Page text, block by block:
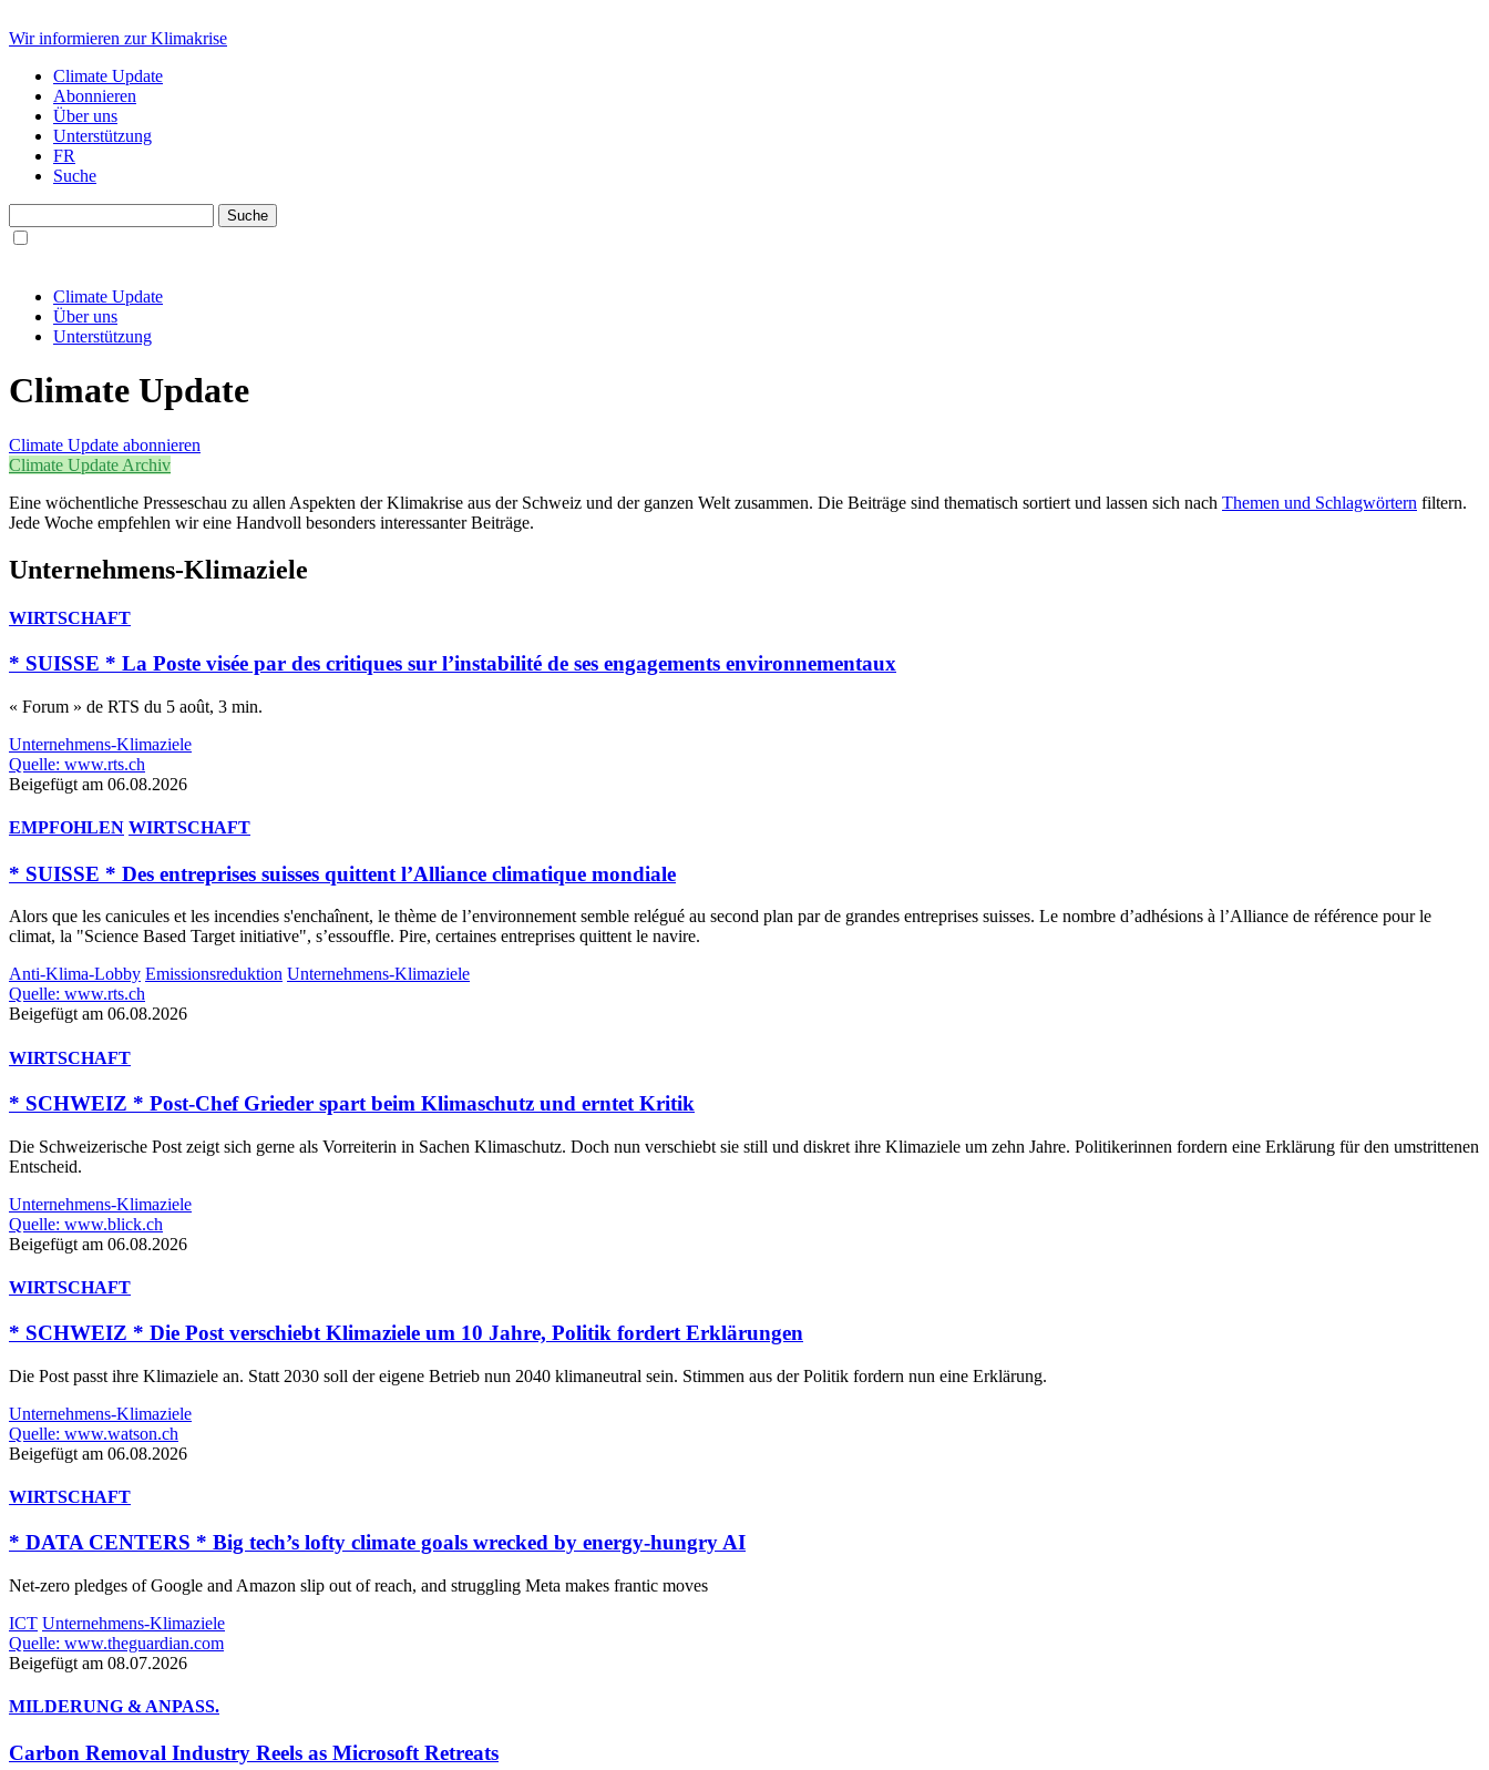
Wir informieren zur Klimakrise
Climate Update
Abonnieren
Über uns
Unterstützung
FR
Suche
Climate Update
Über uns
Unterstützung
Climate Update
Climate Update abonnieren
Climate Update Archiv
Eine wöchentliche Presseschau zu allen Aspekten der Klimakrise aus der Schweiz und der ganzen Welt zusammen. Die Beiträge sind thematisch sortiert und lassen sich nach Themen und Schlagwörtern filtern.
Jede Woche empfehlen wir eine Handvoll besonders interessanter Beiträge.
Unternehmens-Klimaziele
WIRTSCHAFT
* SUISSE * La Poste visée par des critiques sur l’instabilité de ses engagements environnementaux
« Forum » de RTS du 5 août, 3 min.
Unternehmens-Klimaziele
Quelle: www.rts.ch
Beigefügt am 06.08.2026
EMPFOHLEN WIRTSCHAFT
* SUISSE * Des entreprises suisses quittent l’Alliance climatique mondiale
Alors que les canicules et les incendies s'enchaînent, le thème de l’environnement semble relégué au second plan par de grandes entreprises suisses. Le nombre d’adhésions à l’Alliance de référence pour le
climat, la "Science Based Target initiative", s’essouffle. Pire, certaines entreprises quittent le navire.
Anti-Klima-Lobby Emissionsreduktion Unternehmens-Klimaziele
Quelle: www.rts.ch
Beigefügt am 06.08.2026
WIRTSCHAFT
* SCHWEIZ * Post-Chef Grieder spart beim Klimaschutz und erntet Kritik
Die Schweizerische Post zeigt sich gerne als Vorreiterin in Sachen Klimaschutz. Doch nun verschiebt sie still und diskret ihre Klimaziele um zehn Jahre. Politikerinnen fordern eine Erklärung für den umstrittenen
Entscheid.
Unternehmens-Klimaziele
Quelle: www.blick.ch
Beigefügt am 06.08.2026
WIRTSCHAFT
* SCHWEIZ * Die Post verschiebt Klimaziele um 10 Jahre, Politik fordert Erklärungen
Die Post passt ihre Klimaziele an. Statt 2030 soll der eigene Betrieb nun 2040 klimaneutral sein. Stimmen aus der Politik fordern nun eine Erklärung.
Unternehmens-Klimaziele
Quelle: www.watson.ch
Beigefügt am 06.08.2026
WIRTSCHAFT
* DATA CENTERS * Big tech’s lofty climate goals wrecked by energy-hungry AI
Net-zero pledges of Google and Amazon slip out of reach, and struggling Meta makes frantic moves
ICT Unternehmens-Klimaziele
Quelle: www.theguardian.com
Beigefügt am 08.07.2026
MILDERUNG & ANPASS.
Carbon Removal Industry Reels as Microsoft Retreats